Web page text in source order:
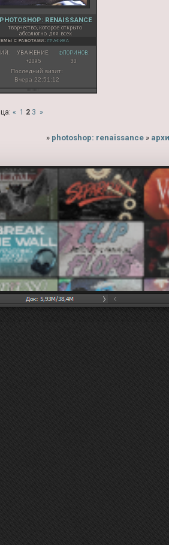
PHOTOSHOP: RENAISSANCE
творчество, которое открыто
абсолютно для всех
С РАБОТАМИ: ГРАФИКА
УВАЖЕНИЕ:
+2095
ФЛОРИНОВ:
30
Последний визит:
Вчера 22:51:12
« 1 2 3 »
» photoshop: renaissance »